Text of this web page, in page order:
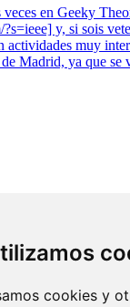
cookies y
veces en Geeky
y, si sois
actividades muy
Madrid, ya que se